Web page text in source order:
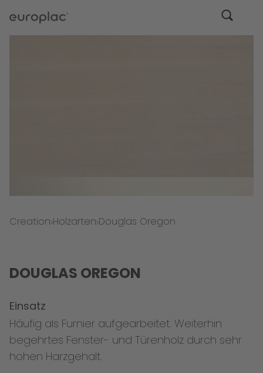
Creation Holzarten Douglas Oregon
DOUGLAS OREGON
Einsatz
Häufig als Furnier aufgearbeitet. Weiterhin
begehrtes Fenster- und Türenholz durch sehr
hohen Harzgehalt.